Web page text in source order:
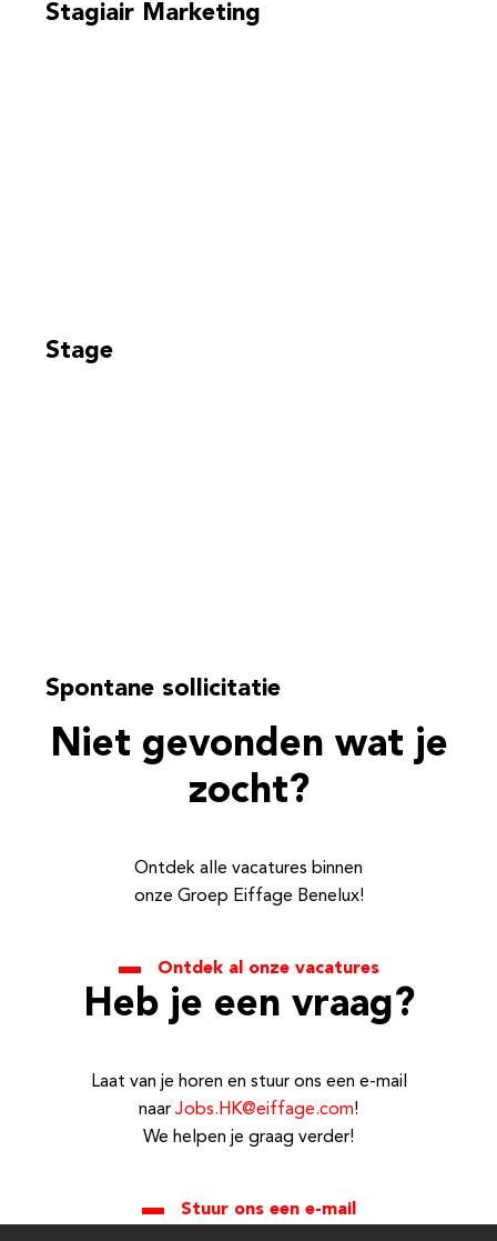
Stagiair Marketing
Stage
Spontane sollicitatie
Niet gevonden wat je
zocht?
Ontdek alle vacatures binnen
onze Groep Eiffage Benelux!
Ontdek al onze vacatures
Heb je een vraag?
Laat van je horen en stuur ons een e-mail
naar Jobs.HK@eiffage.com!
We helpen je graag verder!
Stuur ons een e-mail